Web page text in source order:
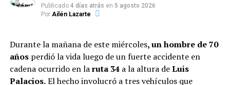
vecinos.
de
vídeo
not found
Descargar archivo: https://rosarioplus-
assets.tadevel.xyz/609d5b1b81a0540424e2d62e/video.mp4?_=1
Publicado 4 días atrás en 5 agosto 2026
Por Ailén Lazarte
Durante la mañana de este miércoles, un hombre de 70
años perdió la vida luego de un fuerte accidente en
cadena ocurrido en laruta 34 a la altura deLuis
Palacios.El hecho involucró a tres vehículos que